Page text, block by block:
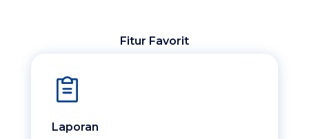
Fitur Favorit
Laporan